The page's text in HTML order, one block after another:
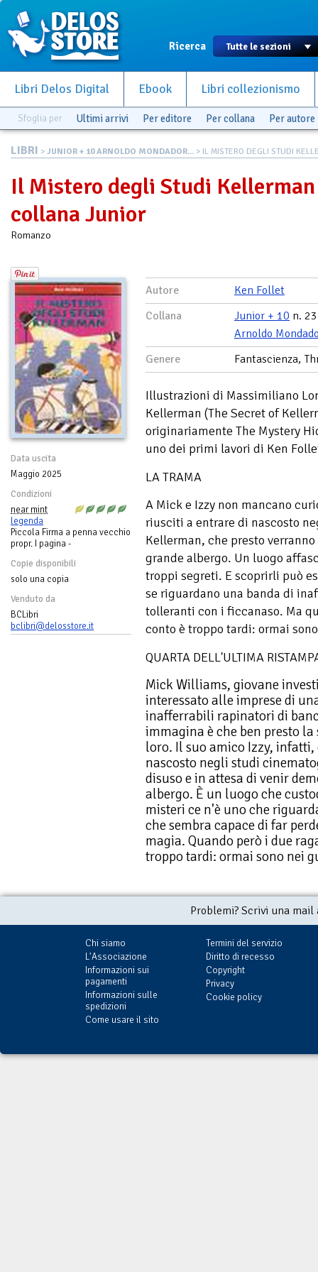
Ricerca
Libri Delos Digital Ebook Libri collezionismo
Sfoglia per Ultimi arrivi Per editore Per collana Per autore
LIBRI > JUNIOR + 10 ARNOLDO MONDADOR... > IL MISTERO DEGLI STUDI
Il Mistero degli Studi
collana Junior
Romanzo
Data uscita
Maggio 2025
Condizioni
near mint
legenda
Piccola Firma a penna vecchio
propr. I pagina -
Copie disponibili
solo una copia
Venduto da
BCLibri
bclibri@delosstore.it
Autore
Ken Follet
Collana
Junior + 10 n. 23
Arnoldo
Genere
Fantascienza,
Illustrazioni di Massimiliano
Kellerman (The Secret of
originariamente The Mystery
uno dei primi lavori di Ken
LA TRAMA
A Mick e Izzy non mancano
riusciti a entrare di nascosto
Kellerman, che presto
grande albergo. Un luogo
troppi segreti. E scoprirli può
se riguardano una banda di
tolleranti con i ficcanaso. Ma
conto è troppo tardi: ormai
QUARTA DELL'ULTIMA
Mick Williams, giovane
interessato alle imprese di
inafferrabili rapinatori di
immagina è che ben presto
loro. Il suo amico Izzy,
nascosto negli studi
disuso e in attesa di venir
albergo. È un luogo che
misteri ce n'è uno che
che sembra capace di far
magia. Quando però i due
troppo tardi: ormai sono nei
Problemi? Scrivi una
Chi siamo
L'Associazione
Informazioni sui
pagamenti
Informazioni sulle
spedizioni
Come usare il sito
Termini del servizio
Diritto di recesso
Copyright
Privacy
Cookie policy